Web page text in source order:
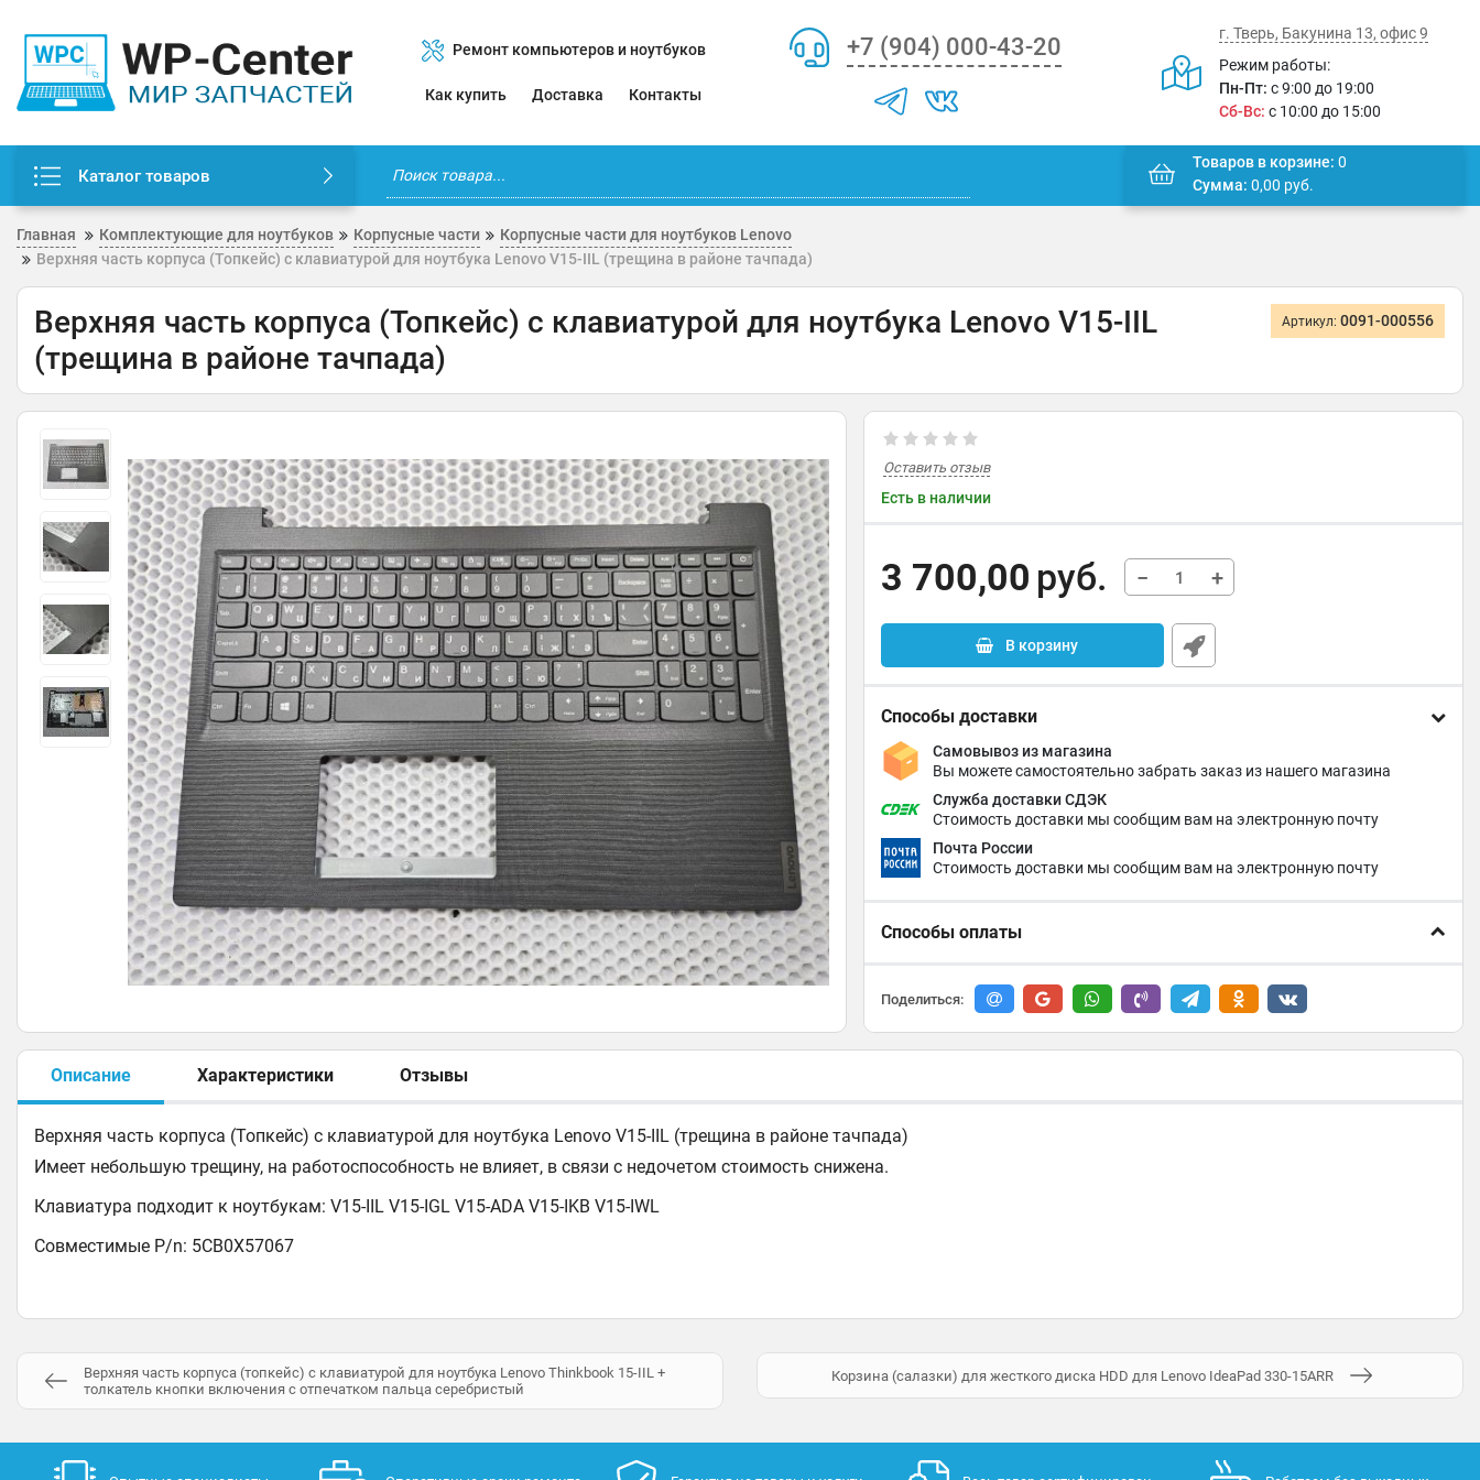
Ремонт компьютеров и ноутбуков
Как купить Доставка Контакты
+7 (904) 000-43-20
г. Тверь, Бакунина 13, офис 9
Режим работы:
Пн-Пт: с 9:00 до 19:00
Сб-Вс: с 10:00 до 15:00
Каталог товаров
Товаров в корзине: 0
Сумма: 0,00 руб.
Главная Комплектующие для ноутбуков Корпусные части
Корпусные части для ноутбуков Lenovo
Верхняя часть корпуса (Топкейс) с клавиатурой для ноутбука Lenovo V15-IIL (трещина в районе тачпада)
Верхняя часть корпуса (Топкейс) с клавиатурой для ноутбука Lenovo V15-IIL
(трещина в районе тачпада)
Артикул: 0091-000556
Оставить отзыв
Есть в наличии
3 700,00 руб. − +
В корзину
Способы доставки
Самовывоз из магазина
Вы можете самостоятельно забрать заказ из нашего магазина
Служба доставки СДЭК
Стоимость доставки мы сообщим вам на электронную почту
Почта России
Стоимость доставки мы сообщим вам на электронную почту
Способы оплаты
Поделиться:
Описание Характеристики Отзывы
Верхняя часть корпуса (Топкейс) с клавиатурой для ноутбука Lenovo V15-IIL (трещина в районе тачпада)
Имеет небольшую трещину, на работоспособность не влияет, в связи с недочетом стоимость снижена.
Клавиатура подходит к ноутбукам: V15-IIL V15-IGL V15-ADA V15-IKB V15-IWL
Совместимые P/n: 5CB0X57067
Верхняя часть корпуса (топкейс) с клавиатурой для ноутбука Lenovo Thinkbook 15-IIL +
толкатель кнопки включения с отпечатком пальца серебристый
Корзина (салазки) для жесткого диска HDD для Lenovo IdeaPad 330-15ARR